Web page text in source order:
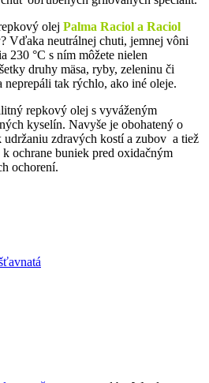
olej Palma Raciol a Raciol
Vďaka neutrálnej chuti, jemnej vôni
230 °C s ním môžete nielen
druhy mäsa, ryby, zeleninu či
tak rýchlo, ako iné oleje.
repkový olej s vyváženým
kyselín. Navyše je obohatený o
zdravých kostí a zubov a tiež
ochrane buniek pred oxidačným
ochorení.